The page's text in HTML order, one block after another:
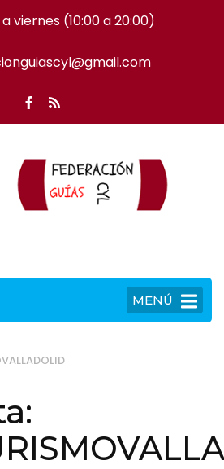
viernes (10:00 a 20:00)
MENÚ